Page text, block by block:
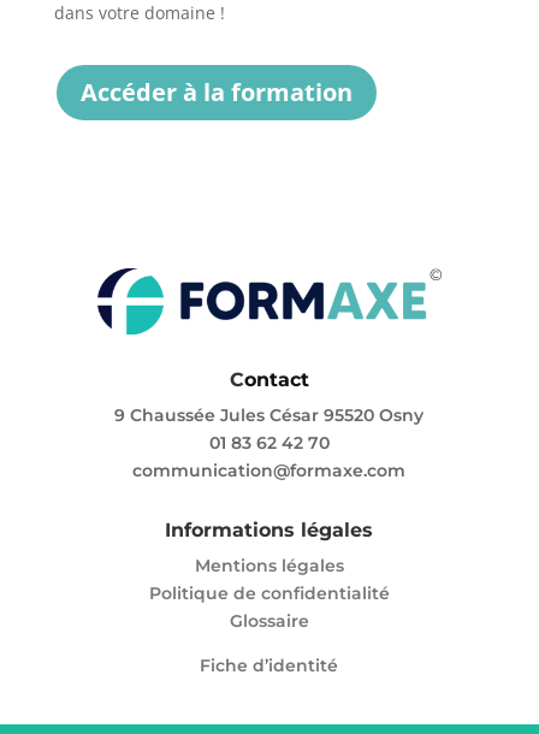
dans votre domaine !
Accéder à la formation
Contact
9 Chaussée Jules César 95520 Osny
01 83 62 42 70
communication@formaxe.com
Informations légales
Mentions légales
Politique de confidentialité
Glossaire
Fiche d’identité